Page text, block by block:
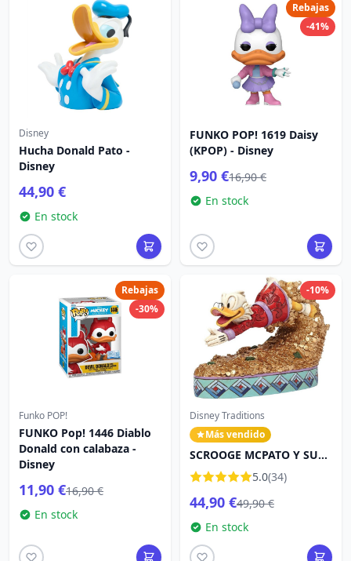
Disney
Hucha Donald Pato -
Disney
44,90 €
En stock
Rebajas
-41%
FUNKO POP! 1619 Daisy
(KPOP) - Disney
9,90 €16,90 €
En stock
Rebajas
-30%
Funko POP!
FUNKO Pop! 1446 Diablo
Donald con calabaza -
Disney
11,90 €16,90 €
En stock
-10%
Disney Traditions
Más vendido
SCROOGE MCPATO Y SU
TESORO LAS DISNEY
TRADITIONS
5.0(34)
44,90 €49,90 €
En stock